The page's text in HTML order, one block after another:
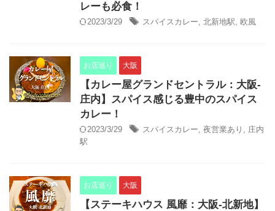
レーも必食！
2023/3/29 スパイスカレー, 北新地駅, 欧風
お店巡り 大阪
【カレー屋グランドセントラル：大阪-
庄内】スパイス感じる豊中のスパイス
カレー！
2023/3/29 スパイスカレー, 夜営業あり , 庄内
駅
お店巡り 大阪
【ステーキハウス 風靡：大阪-北新地】